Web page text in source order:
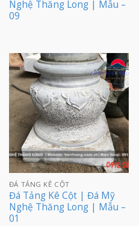
Nghệ Thăng Long | Mẫu –
09
ĐÁ TẢNG KÊ CỘT
Đá Tảng Kê Cột | Đá Mỹ
Nghệ Thăng Long | Mẫu –
01